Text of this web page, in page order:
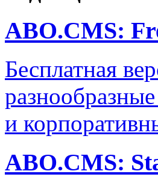
ABO.CMS:
Бесплатная
и
ABO.CMS: